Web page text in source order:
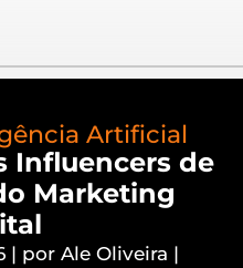
Artificial
Influencers de
Marketing
| por Ale Oliveira |